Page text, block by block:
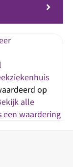
op
alle
een waardering